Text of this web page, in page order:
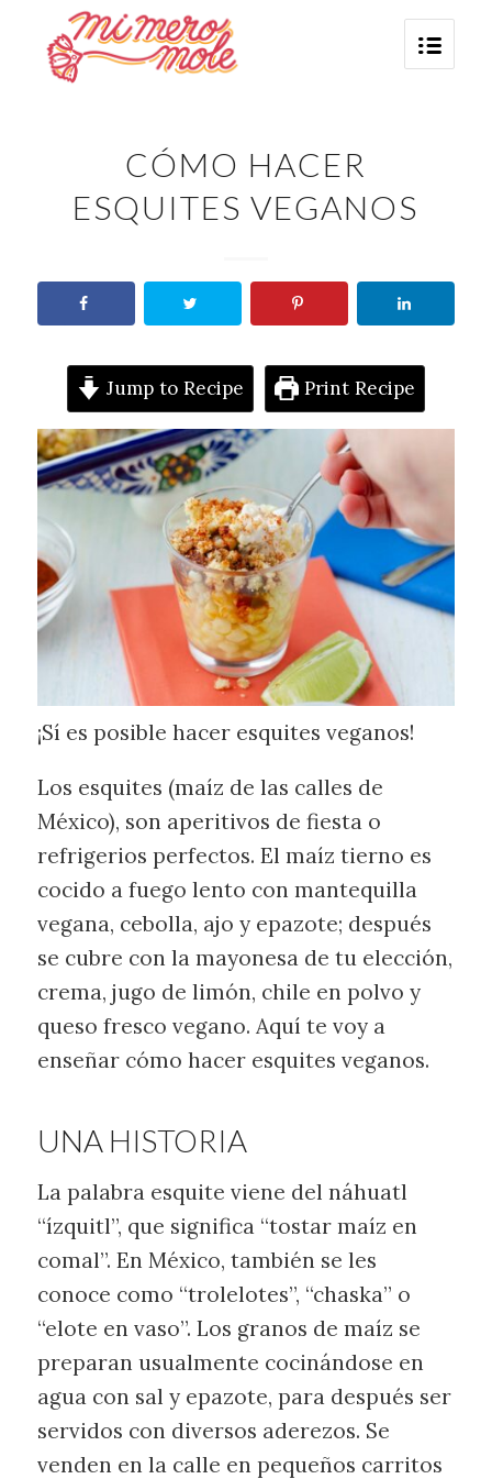
CÓMO HACER
ESQUITES VEGANOS
Jump to Recipe Print Recipe
¡Sí es posible hacer esquites veganos!
Los esquites (maíz de las calles de
México), son aperitivos de fiesta o
refrigerios perfectos. El maíz tierno es
cocido a fuego lento con mantequilla
vegana, cebolla, ajo y epazote; después
se cubre con la mayonesa de tu elección,
crema, jugo de limón, chile en polvo y
queso fresco vegano. Aquí te voy a
enseñar cómo hacer esquites veganos.
UNA HISTORIA
La palabra esquite viene del náhuatl
“ízquitl”, que significa “tostar maíz en
comal”. En México, también se les
conoce como “trolelotes”, “chaska” o
“elote en vaso”. Los granos de maíz se
preparan usualmente cocinándose en
agua con sal y epazote, para después ser
servidos con diversos aderezos. Se
venden en la calle en pequeños carritos